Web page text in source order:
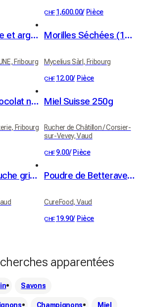
CHF 1,600.00/ Pièce
Savon lavande et argile blanche - bio
Fribourg
Morilles Séchées (10g)
Mycelius Sàrl, Fribourg
CHF 12.00/ Pièce
Plaque de chocolat noir - noisettes rôties & caramélisées
Fribourg
Miel Suisse 250g
Rucher de Châtillon / Corsier-
sur-Vevey, Vaud
CHF 9.00/ Pièce
Sweat à capuche gris Charlie&Berlioz Taille S Poudre de Betterave Rouge
CureFood, Vaud
CHF 19.90/ Pièce
apparentées
Savons
Champignons Miel